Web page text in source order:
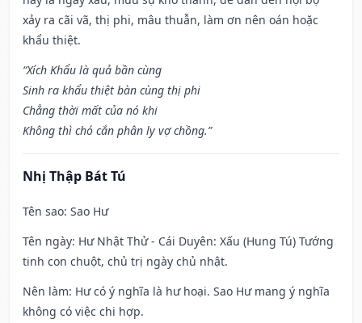
xảy ra cãi vã, thị phi, mâu thuẫn, làm ơn nên oán hoặc
khẩu thiệt.
“Xích Khẩu là quả bần cùng
Sinh ra khẩu thiệt bàn cùng thị phi
Chẳng thời mất của nó khi
Không thì chó cắn phân ly vợ chồng.”
Nhị Thập Bát Tú
Tên sao: Sao Hư
Tên ngày: Hư Nhật Thử - Cái Duyên: Xấu (Hung Tú) Tướng
tinh con chuột, chủ trị ngày chủ nhật.
Nên làm: Hư có ý nghĩa là hư hoại. Sao Hư mang ý nghĩa
không có việc chi hợp.